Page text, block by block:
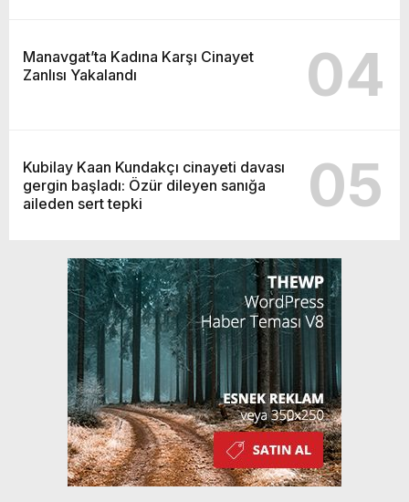
Manavgat’ta Kadına Karşı Cinayet
Zanlısı Yakalandı
04
Kubilay Kaan Kundakçı cinayeti davası
gergin başladı: Özür dileyen sanığa
aileden sert tepki
05